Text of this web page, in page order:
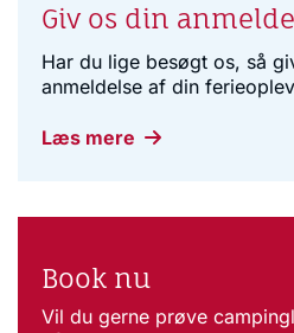
Giv os din
Har du lige besøgt os, så
anmeldelse af din
Læs mere
Book nu
Vil du gerne prøve